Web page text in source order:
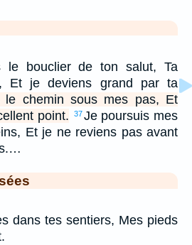
le bouclier de ton salut, Ta
Et je deviens grand par ta
le chemin sous mes pas, Et
point.
37 Je poursuis mes
Et je ne reviens pas avant
dans tes sentiers, Mes pieds